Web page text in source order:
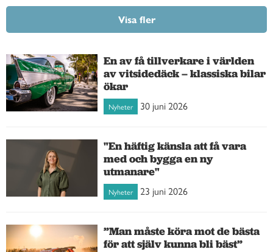
Visa fler
En av få tillverkare i världen
av vitsidedäck – klassiska bilar
ökar
Nyheter 30 juni 2026
"En häftig känsla att få vara
med och bygga en ny
utmanare"
Nyheter 23 juni 2026
”Man måste köra mot de bästa
för att själv kunna bli bäst”